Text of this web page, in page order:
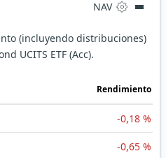
NAV
(incluyendo distribuciones)
UCITS ETF (Acc).
Rendimiento
-0,18 %
-0,65 %